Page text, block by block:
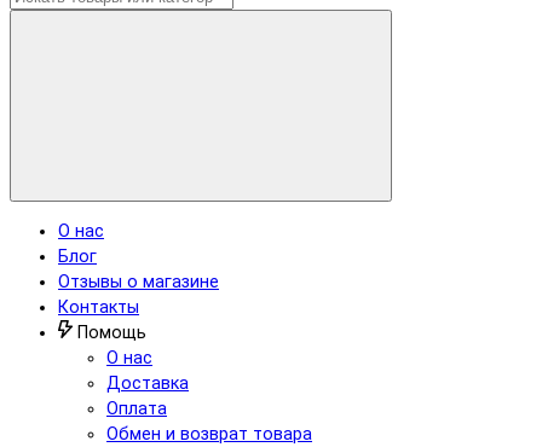
О нас
Блог
Отзывы о магазине
Контакты
Помощь
О нас
Доставка
Оплата
Обмен и возврат товара